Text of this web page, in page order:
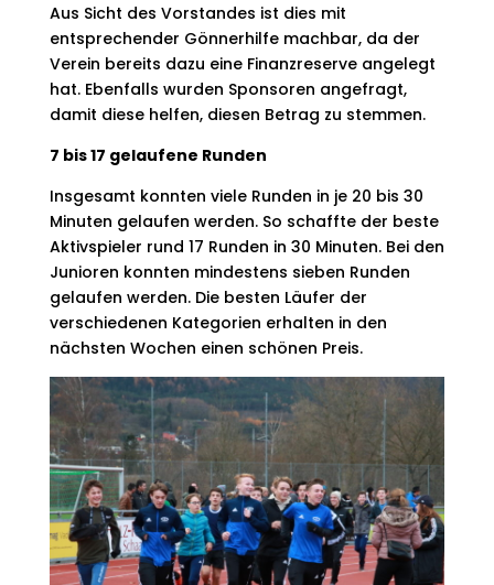
Aus Sicht des Vorstandes ist dies mit
entsprechender Gönnerhilfe machbar, da der
Verein bereits dazu eine Finanzreserve angelegt
hat. Ebenfalls wurden Sponsoren angefragt,
damit diese helfen, diesen Betrag zu stemmen.
7 bis 17 gelaufene Runden
Insgesamt konnten viele Runden in je 20 bis 30
Minuten gelaufen werden. So schaffte der beste
Aktivspieler rund 17 Runden in 30 Minuten. Bei den
Junioren konnten mindestens sieben Runden
gelaufen werden. Die besten Läufer der
verschiedenen Kategorien erhalten in den
nächsten Wochen einen schönen Preis.